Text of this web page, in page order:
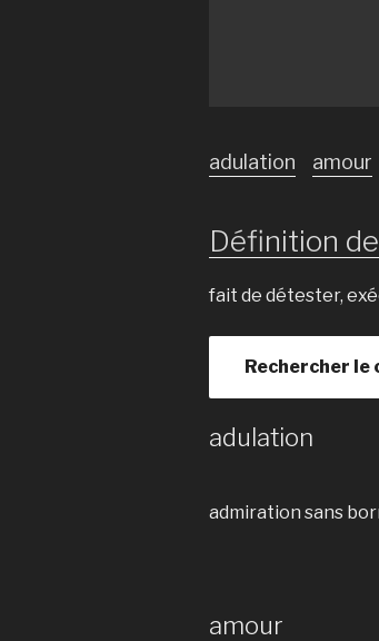
adulation amour
Définition
fait de détester,
Rechercher
adulation
admiration sans
amour